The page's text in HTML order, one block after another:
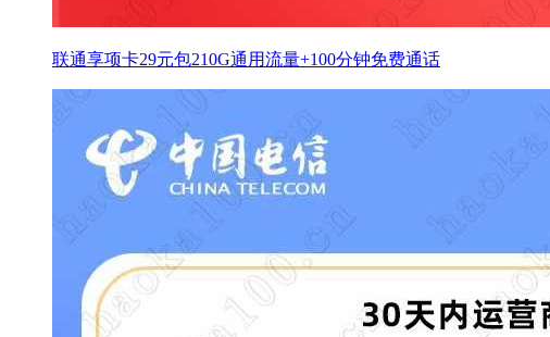
联通享项卡29元包210G通用流量+100分钟免费通话